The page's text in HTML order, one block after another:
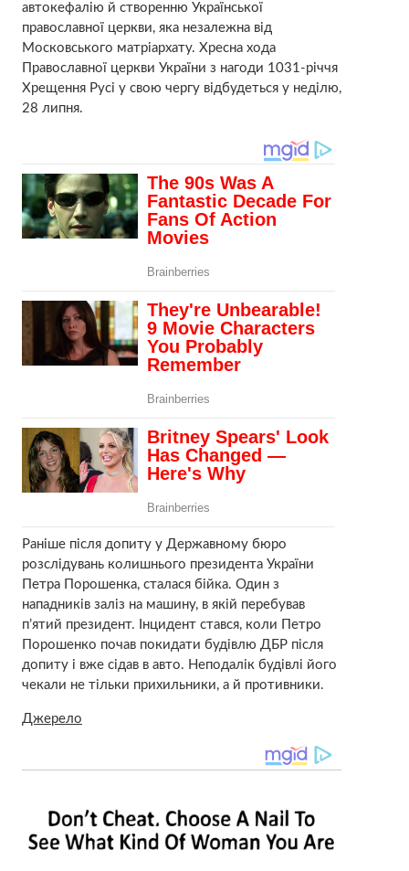
автокефалію й створенню Української
православної церкви, яка незалежна від
Московського матріархату. Хресна хода
Православної церкви України з нагоди 1031-річчя
Хрещення Русі у свою чергу відбудеться у неділю,
28 липня.
Раніше після допиту у Державному бюро
розслідувань колишнього президента України
Петра Порошенка, сталася бійка. Один з
нападників заліз на машину, в якій перебував
п’ятий президент. Інцидент стався, коли Петро
Порошенко почав покидати будівлю ДБР після
допиту і вже сідав в авто. Неподалік будівлі його
чекали не тільки прихильники, а й противники.
Джерело